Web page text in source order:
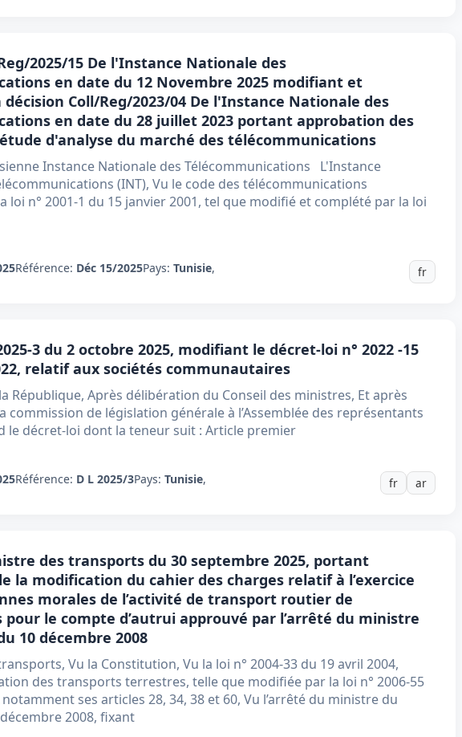
2025/15 De l'Instance Nationale des
en date du 12 Novembre 2025 modifiant et
Coll/Reg/2023/04 De l'Instance Nationale des
en date du 28 juillet 2023 portant approbation des
d'analyse du marché des télécommunications
Instance Nationale des Télécommunications L'Instance
(INT), Vu le code des télécommunications
loi n° 2001-1 du 15 janvier 2001, tel que modifié et complété par la loi
Référence: Déc 15/2025Pays: Tunisie, fr
3 du 2 octobre 2025, modifiant le décret-loi n° 2022 -15
relatif aux sociétés communautaires
République, Après délibération du Conseil des ministres, Et après
commission de législation générale à l’Assemblée des représentants
le décret-loi dont la teneur suit : Article premier
Référence: D L 2025/3Pays: Tunisie, fr ar
des transports du 30 septembre 2025, portant
la modification du cahier des charges relatif à l’exercice
morales de l’activité de transport routier de
pour le compte d’autrui approuvé par l’arrêté du ministre
10 décembre 2008
Vu la Constitution, Vu la loi n° 2004-33 du 19 avril 2004,
des transports terrestres, telle que modifiée par la loi n° 2006-55
ses articles 28, 34, 38 et 60, Vu l’arrêté du ministre du
2008, fixant